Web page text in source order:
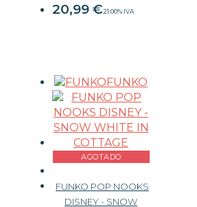
20,99 €21.00% IVA
FUNKO
AGOTADO
FUNKO POP NOOKS
DISNEY - SNOW